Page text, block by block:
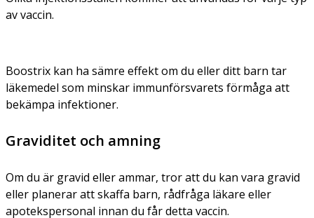
av vaccin.
Boostrix kan ha sämre effekt om du eller ditt barn tar
läkemedel som minskar immunförsvarets förmåga att
bekämpa infektioner.
Graviditet och amning
Om du är gravid eller ammar, tror att du kan vara gravid
eller planerar att skaffa barn, rådfråga läkare eller
apotekspersonal innan du får detta vaccin.